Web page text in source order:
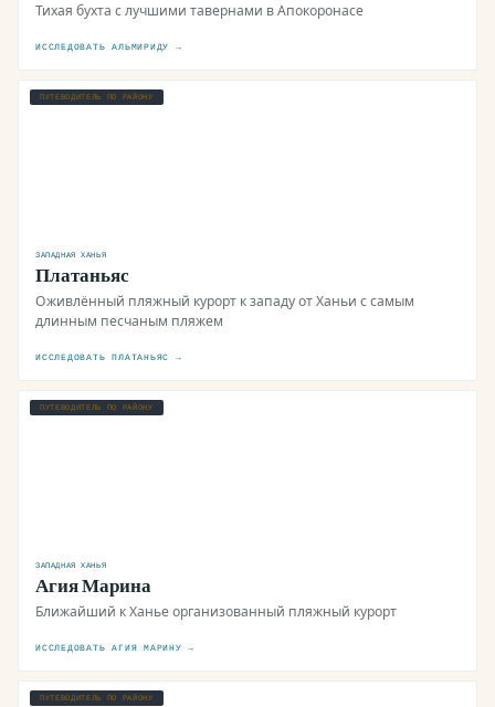
Тихая бухта с лучшими тавернами в Апокоронасе
ИССЛЕДОВАТЬ АЛЬМИРИДУ →
ПУТЕВОДИТЕЛЬ ПО РАЙОНУ
ЗАПАДНАЯ ХАНЬЯ
Платаньяс
Оживлённый пляжный курорт к западу от Ханьи с самым
длинным песчаным пляжем
ИССЛЕДОВАТЬ ПЛАТАНЬЯС →
ПУТЕВОДИТЕЛЬ ПО РАЙОНУ
ЗАПАДНАЯ ХАНЬЯ
Агия Марина
Ближайший к Ханье организованный пляжный курорт
ИССЛЕДОВАТЬ АГИЯ МАРИНУ →
ПУТЕВОДИТЕЛЬ ПО РАЙОНУ